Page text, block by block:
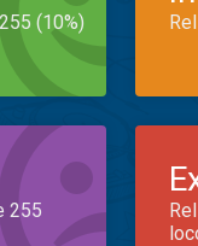
(10%)
255